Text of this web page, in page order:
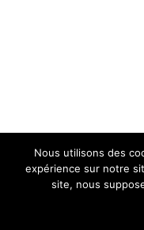
Nous utilisons des
expérience sur notre
site, nous